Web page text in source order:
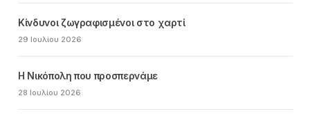
Κίνδυνοι ζωγραφισμένοι στο χαρτί
29 Ιουλίου 2026
Η Νικόπολη που προσπερνάμε
28 Ιουλίου 2026